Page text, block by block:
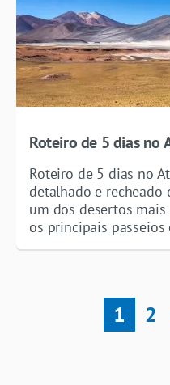
Roteiro de 5 dias no
Roteiro de 5 dias no
detalhado e recheado
um dos desertos
os principais
1 2